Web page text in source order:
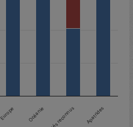
Europe Océanie Apatrides